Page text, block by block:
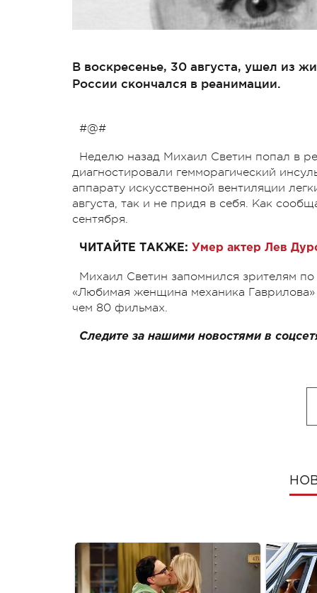
В воскресенье, 30 августа, ушел из
России скончался в реанимации.
#@#
Неделю назад Михаил Светин попал в
диагностировали гемморагический
аппарату искусственной вентиляции
августа, так и не придя в себя. Как
сентября.
ЧИТАЙТЕ ТАКЖЕ: Умер актер Лев
Михаил Светин запомнился зрителям
«Любимая женщина механика Гаврилова»
чем 80 фильмах.
Следите за нашими новостями в